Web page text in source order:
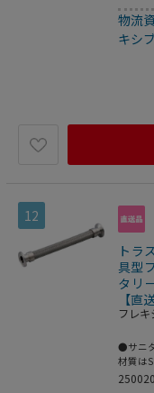
2.0S●
圧力
リー
性流
80℃●
ス
物流
キシ
12
トラ
具型
タリ
【直
フレ
●サニ
材質は
●配管